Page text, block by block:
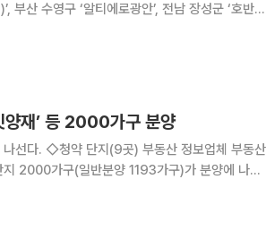
산 수영구 ‘알티에로광안’, 전남 장성군 ‘호반써
양재’ 등 2000가구 분양
업체 부동산
2000가구(일반분양 1193가구)가 분양에 나선